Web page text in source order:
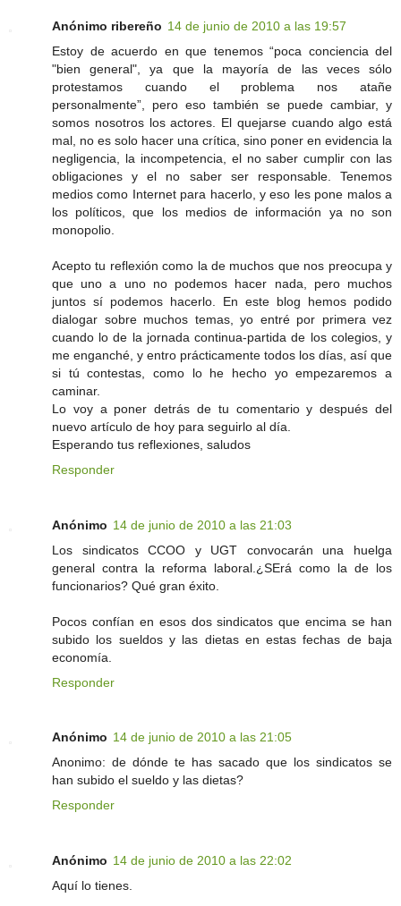
Anónimo ribereño 14 de junio de 2010 a las 19:57
Estoy de acuerdo en que tenemos “poca conciencia del
"bien general", ya que la mayoría de las veces sólo
protestamos cuando el problema nos atañe
personalmente”, pero eso también se puede cambiar, y
somos nosotros los actores. El quejarse cuando algo está
mal, no es solo hacer una crítica, sino poner en evidencia la
negligencia, la incompetencia, el no saber cumplir con las
obligaciones y el no saber ser responsable. Tenemos
medios como Internet para hacerlo, y eso les pone malos a
los políticos, que los medios de información ya no son
monopolio.
Acepto tu reflexión como la de muchos que nos preocupa y
que uno a uno no podemos hacer nada, pero muchos
juntos sí podemos hacerlo. En este blog hemos podido
dialogar sobre muchos temas, yo entré por primera vez
cuando lo de la jornada continua-partida de los colegios, y
me enganché, y entro prácticamente todos los días, así que
si tú contestas, como lo he hecho yo empezaremos a
caminar.
Lo voy a poner detrás de tu comentario y después del
nuevo artículo de hoy para seguirlo al día.
Esperando tus reflexiones, saludos
Responder
Anónimo 14 de junio de 2010 a las 21:03
Los sindicatos CCOO y UGT convocarán una huelga
general contra la reforma laboral.¿SErá como la de los
funcionarios? Qué gran éxito.
Pocos confían en esos dos sindicatos que encima se han
subido los sueldos y las dietas en estas fechas de baja
economía.
Responder
Anónimo 14 de junio de 2010 a las 21:05
Anonimo: de dónde te has sacado que los sindicatos se
han subido el sueldo y las dietas?
Responder
Anónimo 14 de junio de 2010 a las 22:02
Aquí lo tienes.